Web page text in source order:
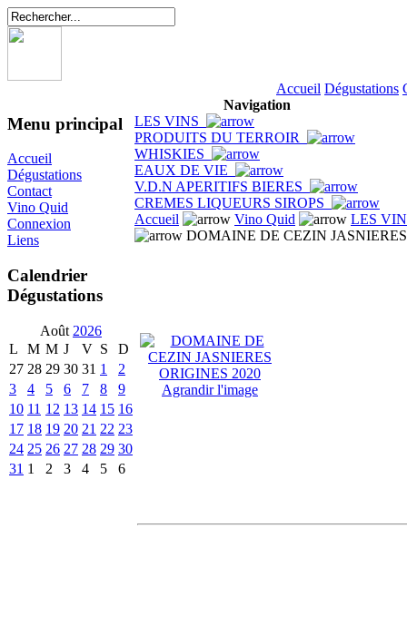
Accueil Dégustations
Menu principal
Accueil
Dégustations
Contact
Vino Quid
Connexion
Liens
Calendrier
Dégustations
Août 2026
L
M M J V S
D
27 28 29 30 31 1
2
3
4 5 6 7 8
9
10 11 12 13 14 15 16
17 18 19 20 21 22 23
24 25 26 27 28 29 30
31 1 2 3 4 5 6
Navigation
LES VINS
PRODUITS DU TERROIR
WHISKIES
EAUX DE VIE
V.D.N APERITIFS BIERES
CREMES LIQUEURS SIROPS
Accueil
Vino Quid
LES
DOMAINE DE CEZIN
Agrandir l'image